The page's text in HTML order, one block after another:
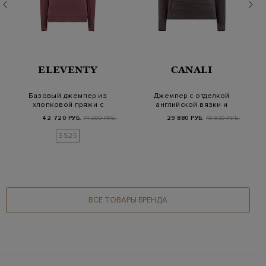
ELEVENTY
Базовый джемпер из
хлопковой пряжи с
42 720 РУБ. 71 200 РУБ.
SS25
CANALI
Джемпер с отделкой
английской вязки и
29 880 РУБ. 49 800 РУБ.
ВСЕ ТОВАРЫ БРЕНДА